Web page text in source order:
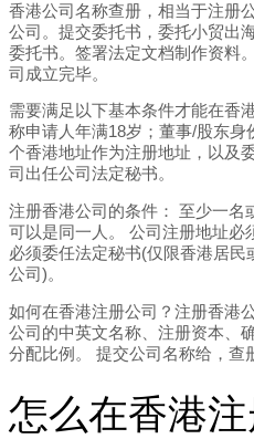
香港公司名称查册，相当于注册
公司。提交委托书，委托小贸出
委托书。签署法定文档制作资料
司成立完毕。
需要满足以下基本条件才能在香
称申请人年满18岁；董事/股东
个香港地址作为注册地址，以及
司出任公司法定秘书。
注册香港公司的条件： 至少一名
可以是同一人。 公司注册地址必
必须委任法定秘书(仅限香港居
公司)。
如何在香港注册公司？注册香港
公司的中英文名称、注册资本、
分配比例。 提交公司名称给，查
怎么在香港注